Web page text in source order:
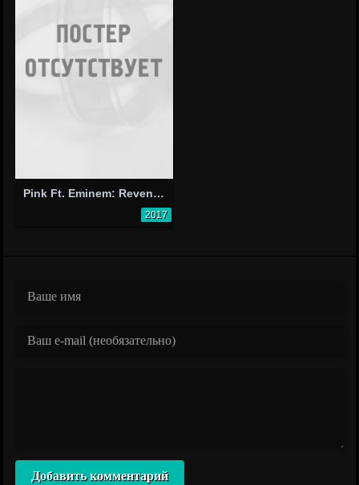
Pink Ft. Eminem: Revenge
2017
Добавить комментарий